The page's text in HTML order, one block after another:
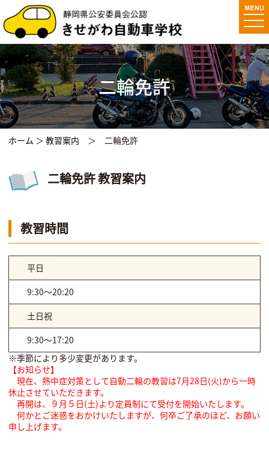
二輪免許
ホーム ＞ 教習案内 ＞ 二輪免許
二輪免許 教習案内
教習時間
平日
9:30～20:20
土日祝
9:30～17:20
※季節により多少変更があります。
【お知らせ】
現在、熱中症対策として自動二輪の教習は7月28日(火)から一時
休止させていただきます。
再開は、９月５日(土)より定員制にて受付を開始いたします。
何かとご迷惑をおかけいたしますが、何卒ご了承のほど、お願い
申し上げます。